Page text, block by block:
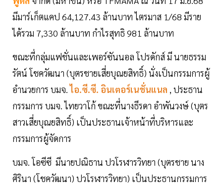
มีมาร์เก็ตแคป 64,127.43 ล้านบาท ไตรมาส 1/68 มีราย
ได้รวม 7,330 ล้านบาท กำไรสุทธิ 981 ล้านบาท
ขณะที่กลุ่มแฟชั่นและเพอร์ซันนอล โปรดักส์ มี นายธรรม
รัตน์ โชควัฒนา (บุตรชายเสี่ยบุณยสิทธิ์) นั่งเป็นกรรมการผู้
อำนวยการ บมจ.ไอ.ซี.ซี. อินเตอร์เนชั่นแนล , ประธาน
กรรมการ บมจ. ไทยวาโก้ ขณะที่นางธีรดา อำพันวงษ์ (บุตร
สาวเสี่ยบุณยสิทธิ์) เป็นประธานเจ้าหน้าที่บริหารและ
กรรมการผู้จัดการ
บมจ. โอซีซี มีนายปณิธาน ปวโรฬารวิทยา (บุตรชาย นาง
ศิรินา (โชควัฒนา) ปวโรฬารวิทยา) เป็นประธานกรรมการ